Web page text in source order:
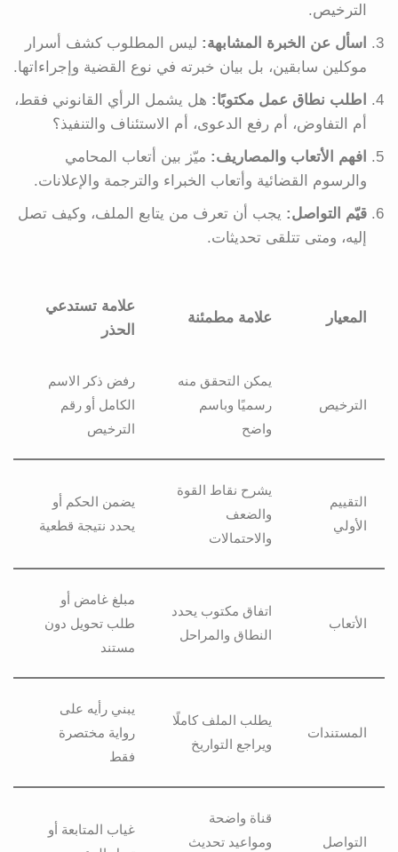
الترخيص.
اسأل عن الخبرة المشابهة: ليس المطلوب كشف أسرار
موكلين سابقين، بل بيان خبرته في نوع القضية وإجراءاتها.
اطلب نطاق عمل مكتوبًا: هل يشمل الرأي القانوني فقط،
أم التفاوض، أم رفع الدعوى، أم الاستئناف والتنفيذ؟
افهم الأتعاب والمصاريف: ميّز بين أتعاب المحامي
والرسوم القضائية وأتعاب الخبراء والترجمة والإعلانات.
قيّم التواصل: يجب أن تعرف من يتابع الملف، وكيف تصل
إليه، ومتى تتلقى تحديثات.
المعيار علامة مطمئنة
علامة تستدعي
الحذر
الترخيص
يمكن التحقق منه
رسميًا وباسم
واضح
رفض ذكر الاسم
الكامل أو رقم
الترخيص
التقييم
الأولي
يشرح نقاط القوة
والضعف
والاحتمالات
يضمن الحكم أو
يحدد نتيجة قطعية
الأتعاب
اتفاق مكتوب يحدد
النطاق والمراحل
مبلغ غامض أو
طلب تحويل دون
مستند
المستندات
يطلب الملف كاملًا
ويراجع التواريخ
يبني رأيه على
رواية مختصرة
فقط
التواصل
قناة واضحة
ومواعيد تحديث
غياب المتابعة أو